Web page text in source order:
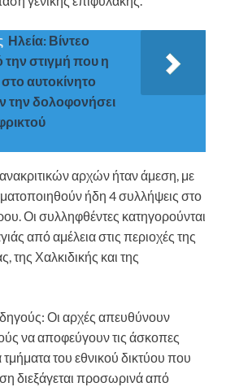
Ηλεία: Βίντεο
στιγμή που η
αυτοκίνητο
την δολοφονήσει
αρχών ήταν άμεση, με
ήδη 4 συλλήψεις στο
Οι συλληφθέντες κατηγορούνται
από αμέλεια στις περιοχές της
της Χαλκιδικής και της
Οι αρχές απευθύνουν
να αποφεύγουν τις άσκοπες
τμήματα του εθνικού δικτύου που
διεξάγεται προσωρινά από